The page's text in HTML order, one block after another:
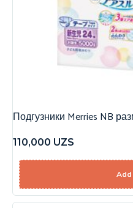
Подгузники Merries NB
110,000 UZS